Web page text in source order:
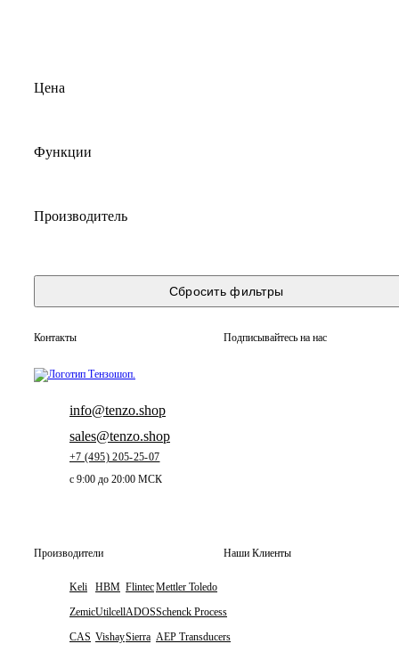
Цена
Функции
Производитель
Сбросить фильтры
Контакты
info@tenzo.shop
sales@tenzo.shop
+7 (495) 205-25-07
с 9:00 до 20:00 МСК
Подписывайтесь на нас
Производители
Keli
Zemic
CAS
HBM
Utilcell
Vishay
Flintec
ADOS
Sierra
Mettler Toledo
Schenck Process
AEP Transducers
Наши Клиенты